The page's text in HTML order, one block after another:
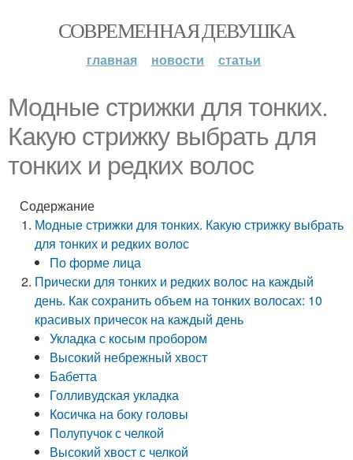
СОВРЕМЕННАЯ ДЕВУШКА
главная новости статьи
Модные стрижки для тонких.
Какую стрижку выбрать для
тонких и редких волос
Содержание
Модные стрижки для тонких. Какую стрижку выбрать
для тонких и редких волос
По форме лица
Прически для тонких и редких волос на каждый
день. Как сохранить объем на тонких волосах: 10
красивых причесок на каждый день
Укладка с косым пробором
Высокий небрежный хвост
Бабетта
Голливудская укладка
Косичка на боку головы
Полупучок с челкой
Высокий хвост с челкой